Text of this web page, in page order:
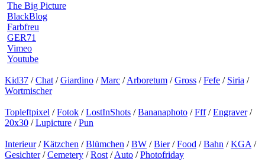
The Big Picture
BlackBlog
Farbfreu
GER71
Vimeo
Youtube
Kid37 /Chat /Giardino /Marc /Arboretum /Gross /Fefe / Siria /
Wortmischer
Topleftpixel /Fotok /LostInShots /Bananaphoto /Fff/Engraver/
20x30 /Lupicture /Pun
Interieur/Kätzchen /Blümchen /BW /Bier/Food /Bahn /KGA /
Gesichter/Cemetery /Rost /Auto /Photofriday